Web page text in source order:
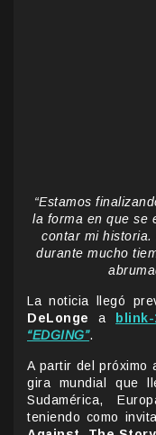
“Estamos
la forma en que se
contar mi
durante mucho
La noticia llegó
DeLonge a blink-
“EDGING”.
A partir del próximo
gira mundial que
Sudamérica,
teniendo como